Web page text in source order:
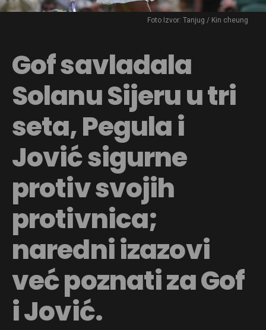
Foto Izvor: Tanjug / Kin cheung
Gof savladala
Solanu Sijeru u tri
seta, Pegula i
Jović sigurne
protiv svojih
protivnica;
naredni izazovi
već poznati za Gof
i Jović.Flipboard